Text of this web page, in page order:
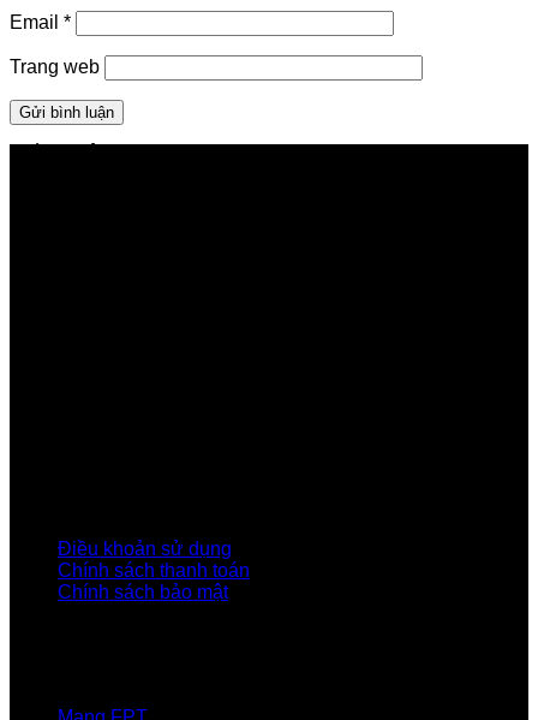
Email *
Trang web
Điều khoản sử dụng
Chính sách thanh toán
Chính sách bảo mật